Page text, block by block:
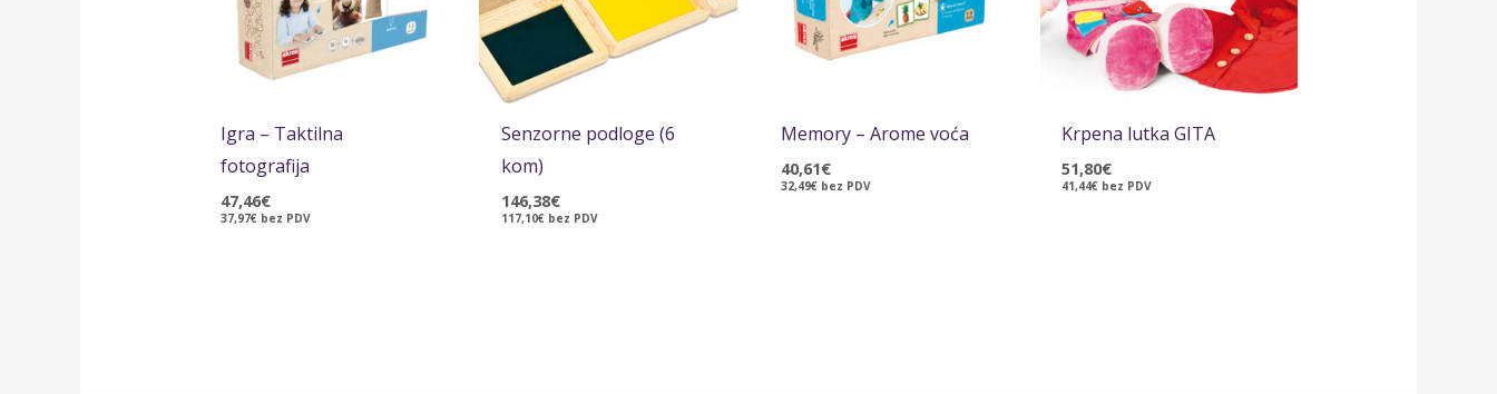
Igra – Taktilna
fotografija
47,46€
37,97€ bez PDV
Senzorne podloge (6
kom)
146,38€
117,10€ bez PDV
Memory – Arome voća
40,61€
32,49€ bez PDV
Krpena lutka GITA
51,80€
41,44€ bez PDV